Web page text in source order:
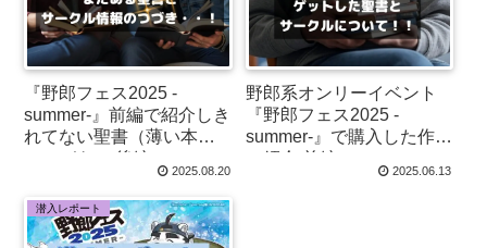
『野郎フェス2025 -
summer-』前編で紹介しき
れてない聖書（薄い本）
のつづき！ 後編
2025.08.20
野郎系オンリーイベント
『野郎フェス2025 -
summer-』で購入した作品
の紹介 前編
2025.06.13
潜入レポート